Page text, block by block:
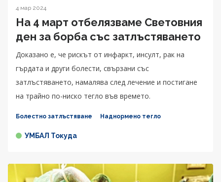
4 мар 2024
На 4 март отбелязваме Световния
ден за борба със затлъстяването
Доказано е, че рискът от инфаркт, инсулт, рак на
гърдата и други болести, свързани със
затлъстяването, намалява след лечение и постигане
на трайно по-ниско тегло във времето.
Болестно затлъстяване Наднормено тегло
УМБАЛ Токуда